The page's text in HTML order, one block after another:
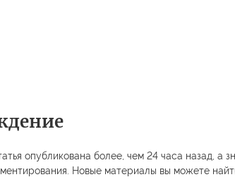
опубликована более, чем 24 часа назад, а
Новые материалы вы можете